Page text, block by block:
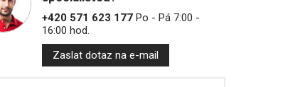
+420 571 623 177Po - Pá 7:00 -
16:00 hod.
Zaslat dotaz na e-mail